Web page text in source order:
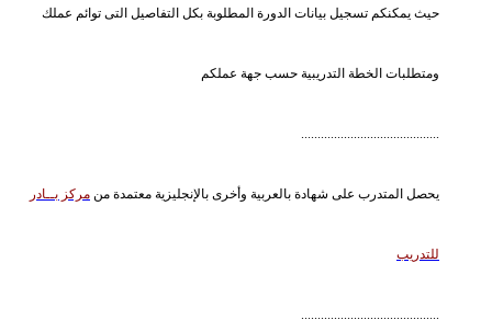
حيث يمكنكم تسجيل بيانات الدورة المطلوبة بكل التفاصيل التى توائم عملك
ومتطلبات الخطة التدريبية حسب جهة عملكم
يحصل المتدرب على شهادة بالعربية وأخرى بالإنجليزية معتمدة من مركز بــادر
للتدريب